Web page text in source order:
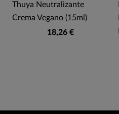
Thuya Neutralizante
Crema Vegano (15ml)
18,26 €